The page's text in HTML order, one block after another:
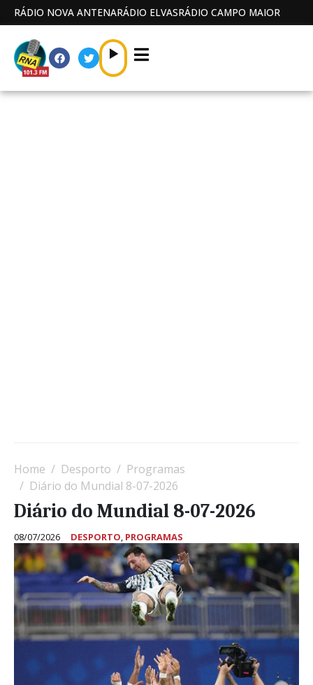
RÁDIO NOVA ANTENARÁDIO ELVASRÁDIO CAMPO MAIOR
Home Desporto
Programas
Diário do Mundial 8-07-2026
Diário do Mundial 8-07-2026
08/07/2026 DESPORTO, PROGRAMAS